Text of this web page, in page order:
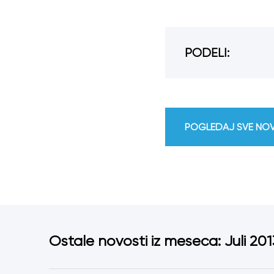
PODELI:
POGLEDAJ SVE
Ostale novosti iz meseca: Juli